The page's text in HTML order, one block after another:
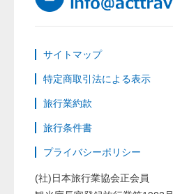
サイトマップ
特定商取引法による表示
旅行業約款
旅行条件書
プライバシーポリシー
(社)日本旅行業協会正会員